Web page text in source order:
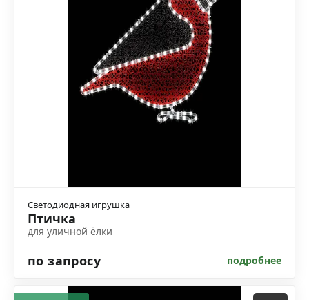
Светодиодная игрушка
Птичка
для уличной ёлки
по запросу подробнее